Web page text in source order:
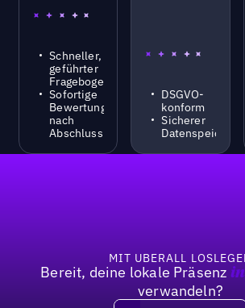
Schneller,
geführter
Fragebogen
Sofortige
Bewertung
nach
Abschluss
DSGVO-
konform
Sicherer
Datenspeicher
MIT UBERALL
Bereit, deine lokale Präsenz
verwandeln?